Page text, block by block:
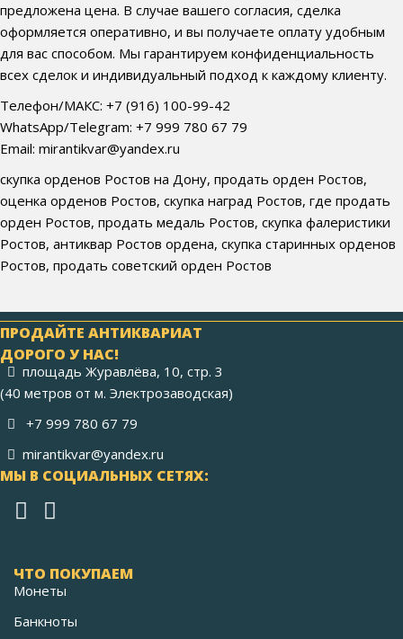
предложена цена. В случае вашего согласия, сделка
оформляется оперативно, и вы получаете оплату удобным
для вас способом. Мы гарантируем конфиденциальность
всех сделок и индивидуальный подход к каждому клиенту.
Телефон/МАКС: +7 (916) 100-99-42
WhatsApp/Telegram: +7 999 780 67 79
Email: mirantikvar@yandex.ru
скупка орденов Ростов на Дону, продать орден Ростов,
оценка орденов Ростов, скупка наград Ростов, где продать
орден Ростов, продать медаль Ростов, скупка фалеристики
Ростов, антиквар Ростов ордена, скупка старинных орденов
Ростов, продать советский орден Ростов
ПРОДАЙТЕ АНТИКВАРИАТ
ДОРОГО У НАС!
площадь Журавлёва, 10, стр. 3
(40 метров от м. Электрозаводская)
+7 999 780 67 79
mirantikvar@yandex.ru
МЫ В СОЦИАЛЬНЫХ СЕТЯХ:
ЧТО ПОКУПАЕМ
Монеты
Банкноты